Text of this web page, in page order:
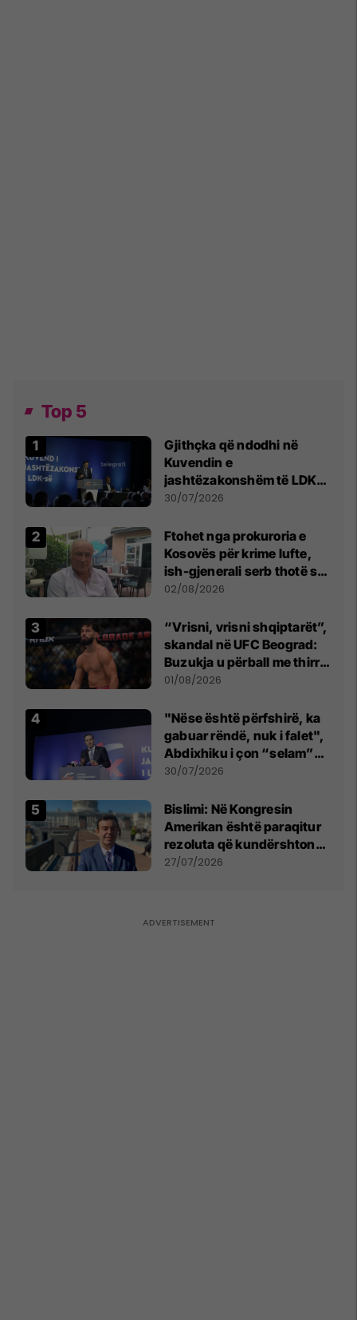
Top 5
Gjithçka që ndodhi në
Kuvendin e
jashtëzakonshëm të LDK-
së
30/07/2026
Ftohet nga prokuroria e
Kosovës për krime lufte,
ish-gjenerali serb thotë se
dikush e tradhtoi në
02/08/2026
“Vrisni, vrisni shqiptarët”,
skandal në UFC Beograd:
Buzukja u përball me thirrje
anti-shqiptare nga
01/08/2026
"Nëse është përfshirë, ka
gabuar rëndë, nuk i falet",
Abdixhiku i çon “selam”
Përparim Ramës
30/07/2026
Bislimi: Në Kongresin
Amerikan është paraqitur
rezoluta që kundërshton
mbajtjen e Asamblesë
27/07/2026